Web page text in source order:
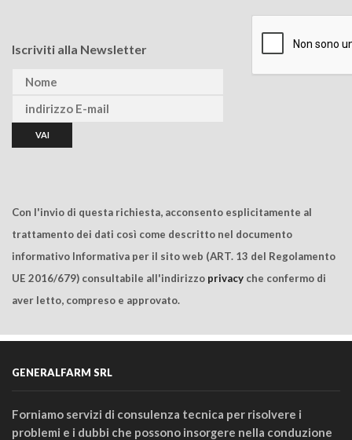
Iscriviti alla Newsletter
Con l'invio di questa richiesta, acconsento esplicitamente al
trattamento dei dati così come descritto nel documento
informativo Informativa per il sito web (ART. 13 del Regolamento
UE 2016/679) consultabile all'indirizzo privacy che confermo di
aver letto, compreso e approvato.
GENERALFARM SRL
Forniamo servizi di consulenza tecnica per risolvere i
problemi e i dubbi che possono insorgere nella conduzione